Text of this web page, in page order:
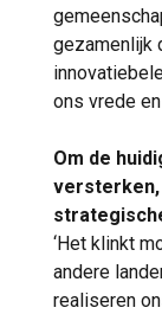
gezamenlijk
ons vrede
Om de
versterken,
‘Het klinkt
andere
realiseren